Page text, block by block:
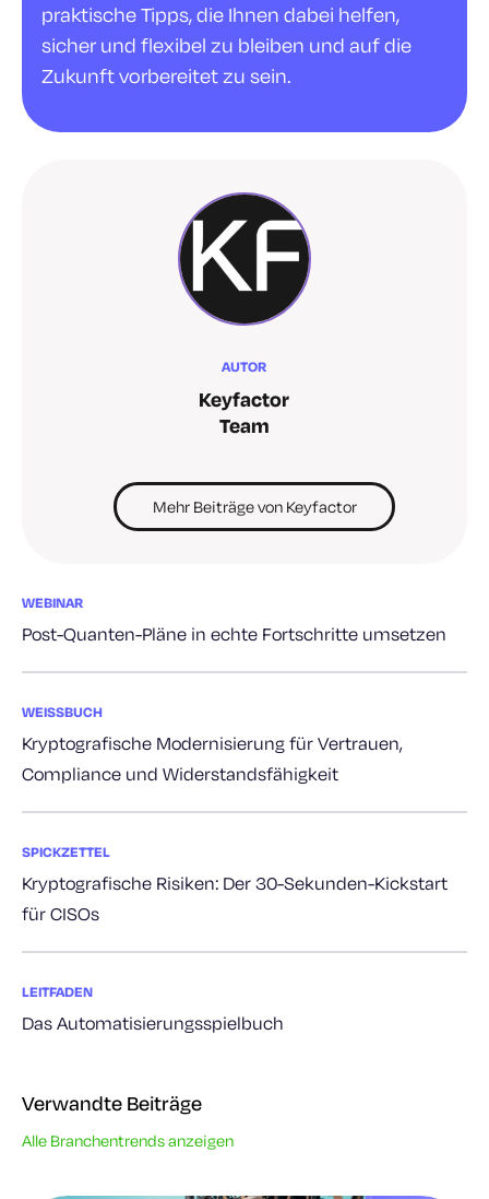
praktische Tipps, die Ihnen dabei helfen,
sicher und flexibel zu bleiben und auf die
Zukunft vorbereitet zu sein.
AUTOR
Keyfactor
Team
Mehr Beiträge von Keyfactor
WEBINAR
Post-Quanten-Pläne in echte Fortschritte umsetzen
WEISSBUCH
Kryptografische Modernisierung für Vertrauen,
Compliance und Widerstandsfähigkeit
SPICKZETTEL
Kryptografische Risiken: Der 30-Sekunden-Kickstart
für CISOs
LEITFADEN
Das Automatisierungsspielbuch
Verwandte Beiträge
Alle Branchentrends anzeigen